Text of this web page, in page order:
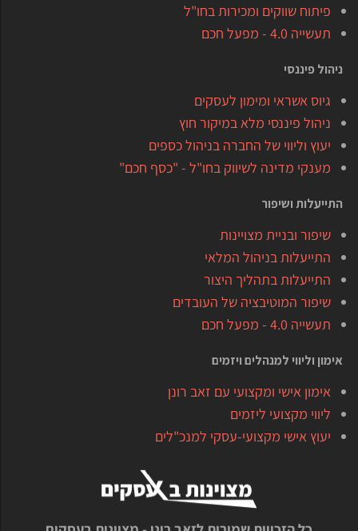
פיתוח שווקים ומכירות בחו"ל
תעשייה 4.0 - מפעל חכם
ניהול פיננסי
גיוס אשראי ומימון לעסקים
ניהול פיננסי מלא במיקור חוץ
יעוץ וליווי של החברה בניהול כספים
מענקי מדינה לשיווק בחו"ל - "כסף חכם"
התייעלות ושיפור
שיפור ובניית מצויינות
התייעלות בניהול המלאי
התייעלות בתהליך היצור
שיפור המוטיבציה של העובדים
תעשייה 4.0 - מפעל חכם
אימון וליווי למנהלים ויזמים
אימון אישי ומקצועי עם זאב רונן
ליווי מקצועי ליזמים
יעוץ אישי מקצועי-עסקי למנכ"לים